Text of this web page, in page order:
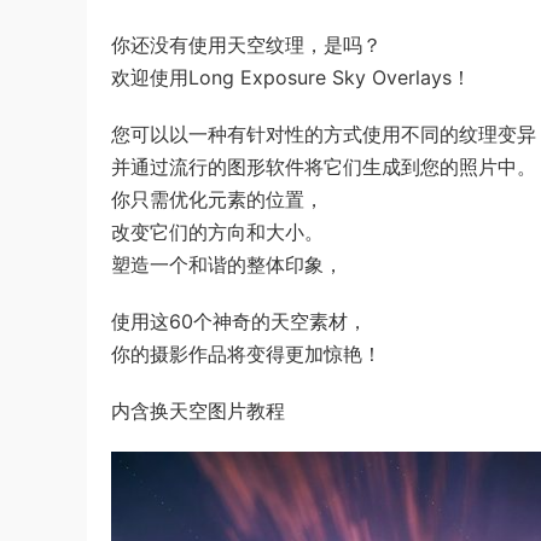
你还没有使用天空纹理，是吗？
欢迎使用Long Exposure Sky Overlays！
您可以以一种有针对性的方式使用不同的纹理变异
并通过流行的图形软件将它们生成到您的照片中。
你只需优化元素的位置，
改变它们的方向和大小。
塑造一个和谐的整体印象，
使用这60个神奇的天空素材，
你的摄影作品将变得更加惊艳！
内含换天空图片教程